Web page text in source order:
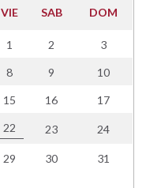
VIE SAB DOM
1 2 3
8 9 10
15 16 17
22 23 24
29 30 31